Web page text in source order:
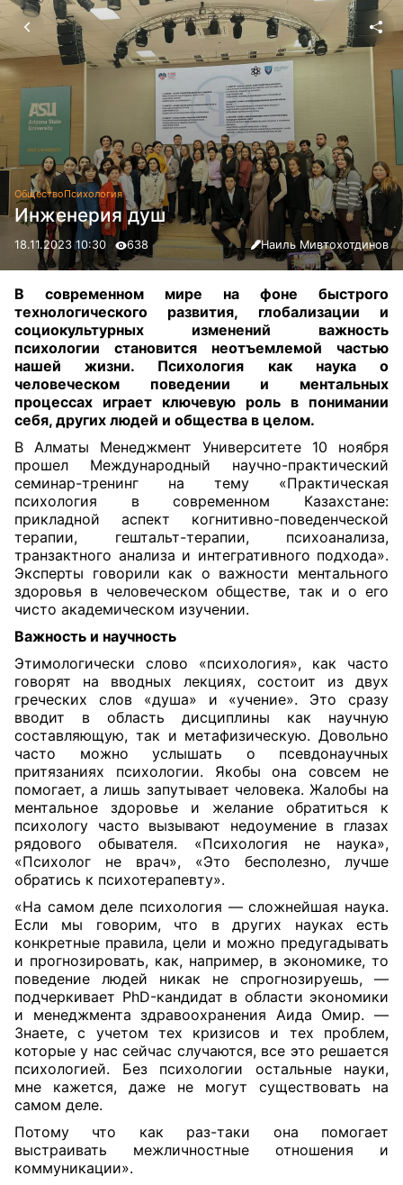
ОбществоПсихология
Инженерия душ
18.11.2023 10:30 638 Наиль Мивтохотдинов
В современном мире на фоне быстрого
технологического развития, глобализации и
социокультурных изменений важность
психологии становится неотъемлемой частью
нашей жизни. Психология как наука о
человеческом поведении и ментальных
процессах играет ключевую роль в понимании
себя, других людей и общества в целом.
В Алматы Менеджмент Университете 10 ноября
прошел Международный научно-практический
семинар-тренинг на тему «Практическая
психология в современном Казахстане:
прикладной аспект когнитивно-поведенческой
терапии, гештальт-терапии, психоанализа,
транзактного анализа и интегративного подхода».
Эксперты говорили как о важности ментального
здоровья в человеческом обществе, так и о его
чисто академическом изучении.
Важность и научность
Этимологически слово «психология», как часто
говорят на вводных лекциях, состоит из двух
греческих слов «душа» и «учение». Это сразу
вводит в область дисциплины как научную
составляющую, так и метафизическую. Довольно
часто можно услышать о псевдонаучных
притязаниях психологии. Якобы она совсем не
помогает, а лишь запутывает человека. Жалобы на
ментальное здоровье и желание обратиться к
психологу часто вызывают недоумение в глазах
рядового обывателя. «Психология не наука»,
«Психолог не врач», «Это бесполезно, лучше
обратись к психотерапевту».
«На самом деле психология — сложнейшая наука.
Если мы говорим, что в других науках есть
конкретные правила, цели и можно предугадывать
и прогнозировать, как, например, в экономике, то
поведение людей никак не спрогнозируешь, —
подчеркивает PhD-кандидат в области экономики
и менеджмента здравоохранения Аида Омир. —
Знаете, с учетом тех кризисов и тех проблем,
которые у нас сейчас случаются, все это решается
психологией. Без психологии остальные науки,
мне кажется, даже не могут существовать на
самом деле.
Потому что как раз-таки она помогает
выстраивать межличностные отношения и
коммуникации».